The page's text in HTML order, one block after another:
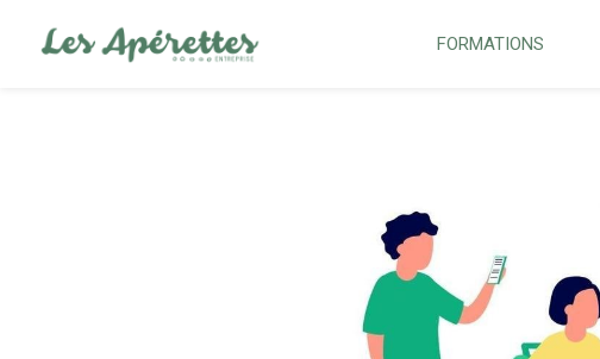
FORMATIONS